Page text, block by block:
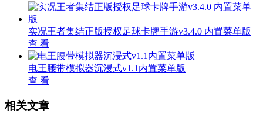
实况王者集结正版授权足球卡牌手游v3.4.0 内置菜单版
查 看
电王腰带模拟器沉浸式v1.1内置菜单版
查 看
相关文章